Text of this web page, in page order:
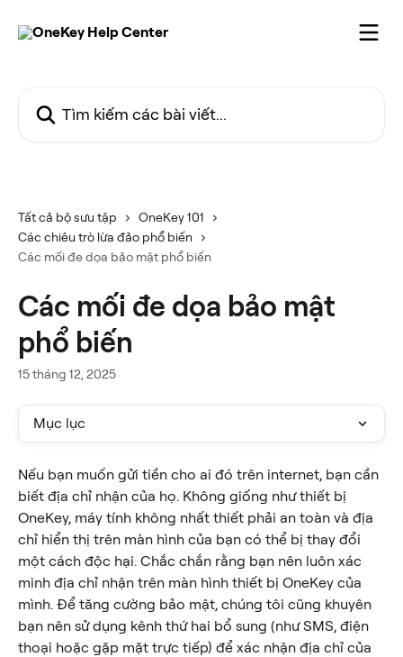
Tất cả bộ sưu tập
OneKey 101
Các chiêu trò lừa đảo phổ biến
Các mối đe dọa bảo mật phổ biến
Các mối đe dọa bảo mật
phổ biến
15 tháng 12, 2025
Mục lục
Nếu bạn muốn gửi tiền cho ai đó trên internet, bạn cần
biết địa chỉ nhận của họ. Không giống như thiết bị
OneKey, máy tính không nhất thiết phải an toàn và địa
chỉ hiển thị trên màn hình của bạn có thể bị thay đổi
một cách độc hại. Chắc chắn rằng bạn nên luôn xác
minh địa chỉ nhận trên màn hình thiết bị OneKey của
mình. Để tăng cường bảo mật, chúng tôi cũng khuyên
bạn nên sử dụng kênh thứ hai bổ sung (như SMS, điện
thoại hoặc gặp mặt trực tiếp) để xác nhận địa chỉ của